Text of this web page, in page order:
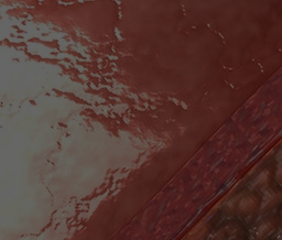
Het Wilhelmina
Kinderziekenhuis